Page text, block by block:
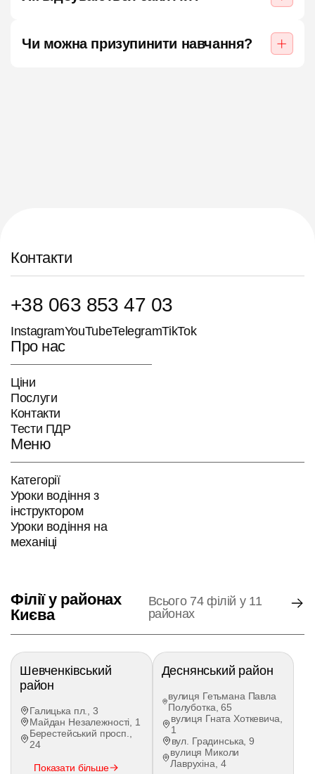
Чи можна призупинити навчання?
Контакти
+38 063 853 47 03
InstagramYouTubeTelegramTikTok
Про нас
Ціни
Послуги
Контакти
Тести ПДР
Меню
Категорії
Уроки водіння з
інструктором
Уроки водіння на
механіці
Філії у районах
Києва
Всього 74 філій у 11
районах
Шевченківський
район
Галицька пл., 3
Майдан Незалежності, 1
Берестейський просп.,
24
Показати більше
Деснянський район
вулиця Гетьмана Павла
Полуботка, 65
вулиця Гната Хоткевича,
1
вул. Градинська, 9
вулиця Миколи
Лаврухіна, 4